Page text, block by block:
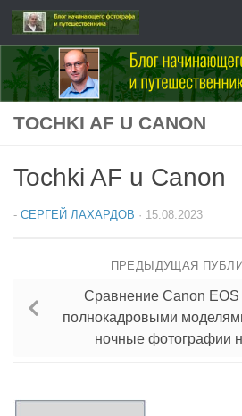
Перейти к содержимому
TOCHKI AF U CANON
Tochki AF u Canon
- СЕРГЕЙ ЛАХАРДОВ · 15.08.2023
ПРЕДЫДУЩАЯ
Сравнение Canon EOS
полнокадровыми
ночные фотографии